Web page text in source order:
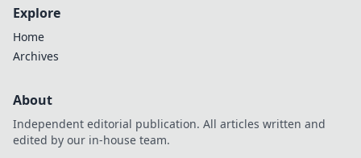
Explore
Home
Archives
About
Independent editorial publication. All articles written and
edited by our in-house team.